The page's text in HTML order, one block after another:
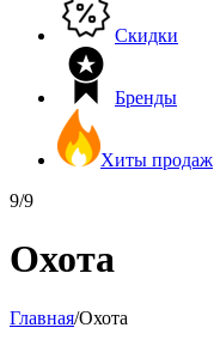
Скидки
Бренды
Хиты продаж
9/9
Охота
Главная/Охота